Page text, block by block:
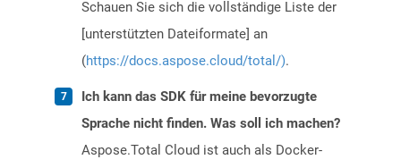
Schauen Sie sich die vollständige Liste der
[unterstützten Dateiformate] an
(https://docs.aspose.cloud/total/).
Ich kann das SDK für meine bevorzugte
Sprache nicht finden. Was soll ich machen?
Aspose.Total Cloud ist auch als Docker-